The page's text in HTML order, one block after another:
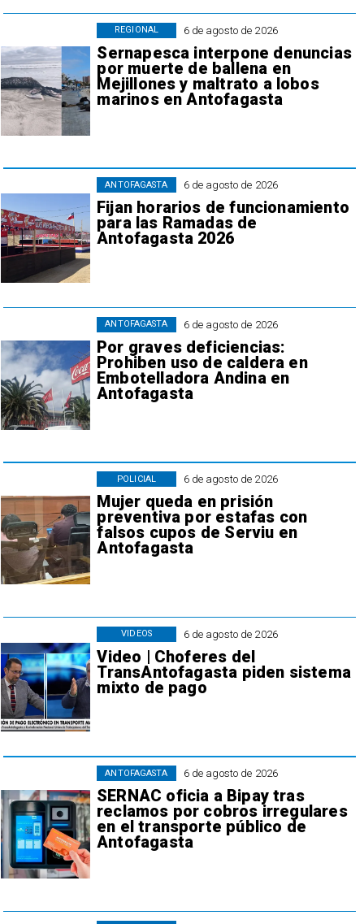
6 de agosto de 2026
Sernapesca interpone denuncias
por muerte de ballena en
Mejillones y maltrato a lobos
marinos en Antofagasta
REGIONAL
6 de agosto de 2026
Fijan horarios de funcionamiento
para las Ramadas de
Antofagasta 2026
ANTOFAGASTA
6 de agosto de 2026
Por graves deficiencias:
Prohiben uso de caldera en
Embotelladora Andina en
Antofagasta
ANTOFAGASTA
6 de agosto de 2026
Mujer queda en prisión
preventiva por estafas con
falsos cupos de Serviu en
Antofagasta
POLICIAL
6 de agosto de 2026
Video | Choferes del
TransAntofagasta piden sistema
mixto de pago
VIDEOS
6 de agosto de 2026
SERNAC oficia a Bipay tras
reclamos por cobros irregulares
en el transporte público de
Antofagasta
ANTOFAGASTA